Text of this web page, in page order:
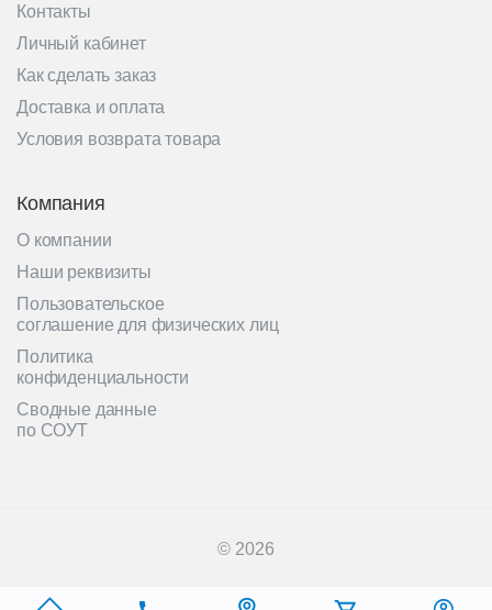
Контакты
Личный кабинет
Как сделать заказ
Доставка и оплата
Условия возврата товара
Компания
О компании
Наши реквизиты
Пользовательское
соглашение для физических лиц
Политика
конфиденциальности
Сводные данные
по СОУТ
© 2026